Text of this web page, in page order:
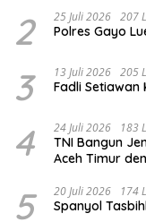
2 25 Juli 2026 207
Polres Gayo
3 13 Juli 2026 205
Fadli Setiawan
4 24 Juli 2026 183
TNI Bangun
Aceh Timur
5 20 Juli 2026 174
Spanyol